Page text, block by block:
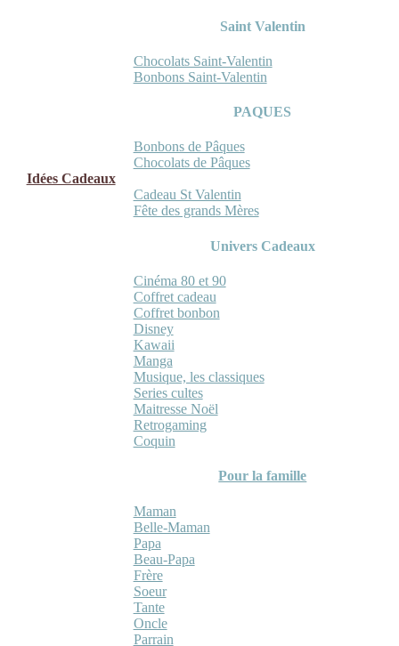
Saint Valentin
Chocolats Saint-Valentin
Bonbons Saint-Valentin
PAQUES
Bonbons de Pâques
Chocolats de Pâques
Idées Cadeaux
Cadeau St Valentin
Fête des grands Mères
Univers Cadeaux
Cinéma 80 et 90
Coffret cadeau
Coffret bonbon
Disney
Kawaii
Manga
Musique, les classiques
Series cultes
Maitresse Noël
Retrogaming
Coquin
Pour la famille
Maman
Belle-Maman
Papa
Beau-Papa
Frère
Soeur
Tante
Oncle
Parrain